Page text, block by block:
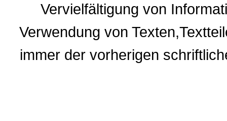
Vervielfältigung von
Verwendung von
immer der vorherigen